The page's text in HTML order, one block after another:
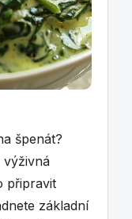
špenát?
výživná
připravit
základní